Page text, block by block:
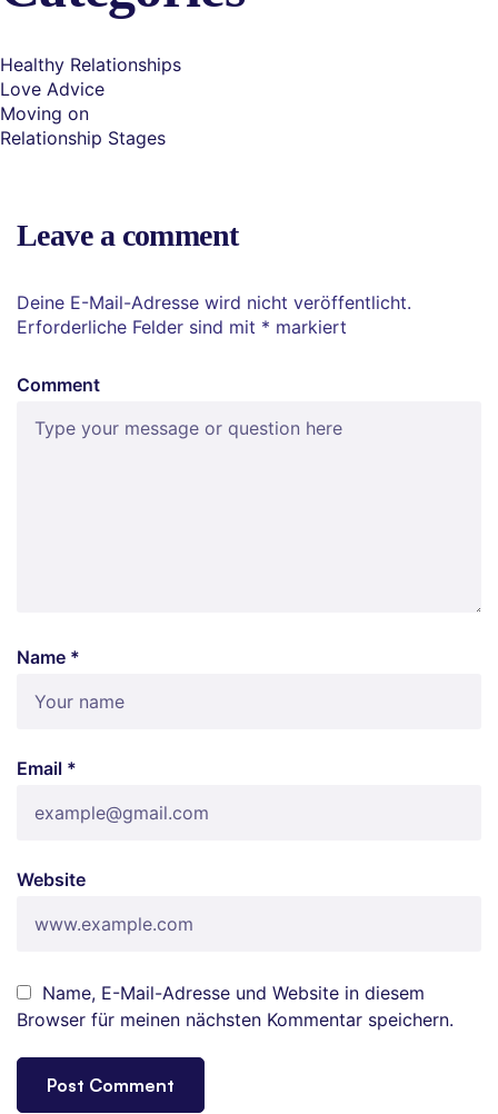
Healthy Relationships
Love Advice
Moving on
Relationship Stages
Leave a comment
Deine E-Mail-Adresse wird nicht veröffentlicht.
Erforderliche Felder sind mit * markiert
Comment
Name *
Email *
Website
Name, E-Mail-Adresse und Website in diesem
Browser für meinen nächsten Kommentar speichern.